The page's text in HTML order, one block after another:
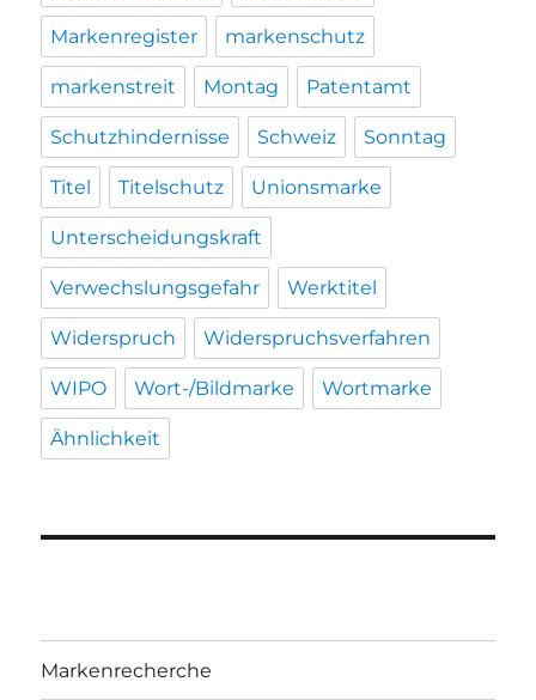
Markenregister markenschutz
markenstreit Montag Patentamt
Schutzhindernisse Schweiz Sonntag
Titel Titelschutz Unionsmarke
Unterscheidungskraft
Verwechslungsgefahr Werktitel
Widerspruch Widerspruchsverfahren
WIPO Wort-/Bildmarke Wortmarke
Ähnlichkeit
Markenrecherche